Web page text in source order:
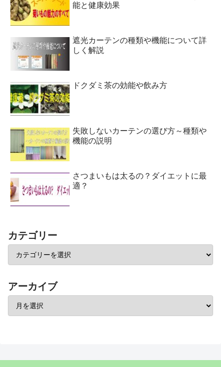
能と健康効果
遮光カーテンの種類や機能について詳
しく解説
ドクダミ茶の効能や飲み方
失敗しないカーテンの選び方～種類や
機能の説明
さつまいもは太るの？ダイエットに最
適？
カテゴリー
アーカイブ